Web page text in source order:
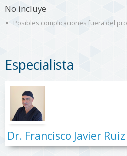
No incluye
Posibles complicaciones fuera del
Especialista
Dr. Francisco Javier